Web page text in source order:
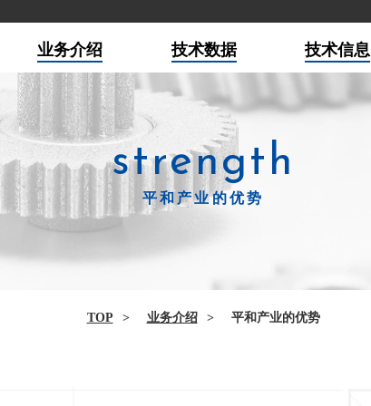
业务介绍 技术数据 技术信息
strength
平和产业的优势
TOP 业务介绍 平和产业的优势